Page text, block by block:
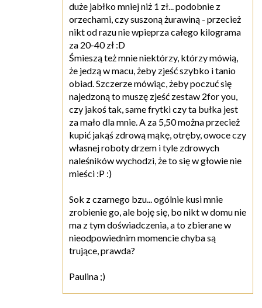
duże jabłko mniej niż 1 zł... podobnie z
orzechami, czy suszoną żurawiną - przecież
nikt od razu nie wpieprza całego kilograma
za 20-40 zł :D
Śmieszą też mnie niektórzy, którzy mówią,
że jedzą w macu, żeby zjeść szybko i tanio
obiad. Szczerze mówiąc, żeby poczuć się
najedzoną to muszę zjeść zestaw 2for you,
czy jakoś tak, same frytki czy ta bułka jest
za mało dla mnie. A za 5,50 można przecież
kupić jakąś zdrową mąkę, otręby, owoce czy
własnej roboty drzem i tyle zdrowych
naleśników wychodzi, że to się w głowie nie
mieści :P :)
Sok z czarnego bzu... ogólnie kusi mnie
zrobienie go, ale boję się, bo nikt w domu nie
ma z tym doświadczenia, a to zbierane w
nieodpowiednim momencie chyba są
trujące, prawda?
Paulina ;)